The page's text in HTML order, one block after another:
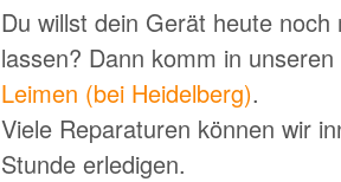
Du willst dein Gerät heute noch
lassen? Dann komm in
Leimen (bei Heidelberg).
Viele Reparaturen können wir
Stunde erledigen.